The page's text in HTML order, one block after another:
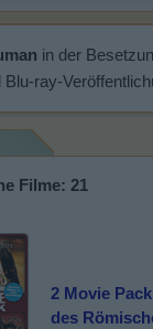
in der
Blu-ray-
Filme: 21
2 Movie
des